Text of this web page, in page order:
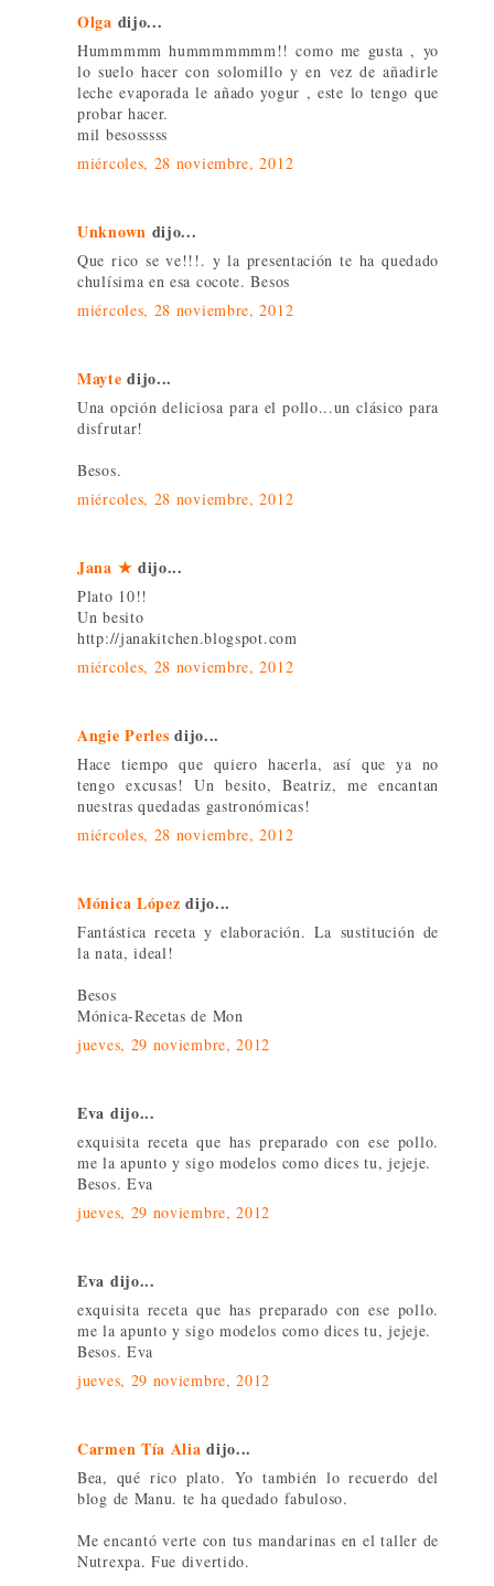
Olga dijo...
Hummmmm hummmmmmm!! como me gusta , yo
lo suelo hacer con solomillo y en vez de añadirle
leche evaporada le añado yogur , este lo tengo que
probar hacer.
mil besosssss
miércoles, 28 noviembre, 2012
Unknown dijo...
Que rico se ve!!!. y la presentación te ha quedado
chulísima en esa cocote. Besos
miércoles, 28 noviembre, 2012
Mayte dijo...
Una opción deliciosa para el pollo...un clásico para
disfrutar!
Besos.
miércoles, 28 noviembre, 2012
Jana ★ dijo...
Plato 10!!
Un besito
http://janakitchen.blogspot.com
miércoles, 28 noviembre, 2012
Angie Perles dijo...
Hace tiempo que quiero hacerla, así que ya no
tengo excusas! Un besito, Beatriz, me encantan
nuestras quedadas gastronómicas!
miércoles, 28 noviembre, 2012
Mónica López dijo...
Fantástica receta y elaboración. La sustitución de
la nata, ideal!
Besos
Mónica-Recetas de Mon
jueves, 29 noviembre, 2012
Eva dijo...
exquisita receta que has preparado con ese pollo.
me la apunto y sigo modelos como dices tu, jejeje.
Besos. Eva
jueves, 29 noviembre, 2012
Eva dijo...
exquisita receta que has preparado con ese pollo.
me la apunto y sigo modelos como dices tu, jejeje.
Besos. Eva
jueves, 29 noviembre, 2012
Carmen Tía Alia dijo...
Bea, qué rico plato. Yo también lo recuerdo del
blog de Manu. te ha quedado fabuloso.
Me encantó verte con tus mandarinas en el taller de
Nutrexpa. Fue divertido.